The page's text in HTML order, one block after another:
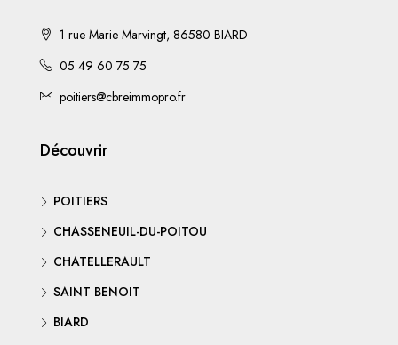
1 rue Marie Marvingt, 86580 BIARD
05 49 60 75 75
poitiers@cbreimmopro.fr
Découvrir
POITIERS
CHASSENEUIL-DU-POITOU
CHATELLERAULT
SAINT BENOIT
BIARD